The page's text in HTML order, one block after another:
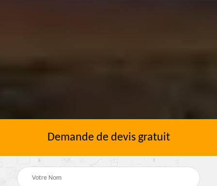
Demande de devis gratuit